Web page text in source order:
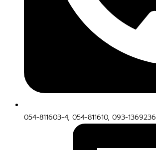
054-811603-4, 054-811610, 093-1369236